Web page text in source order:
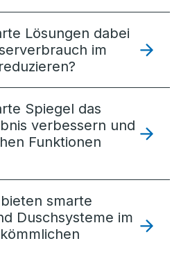
Lösungen dabei
im
Spiegel das
verbessern und
Funktionen
smarte
Duschsysteme im